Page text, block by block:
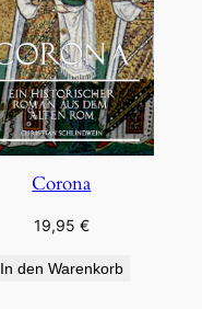
Corona
19,95 €
In den Warenkorb